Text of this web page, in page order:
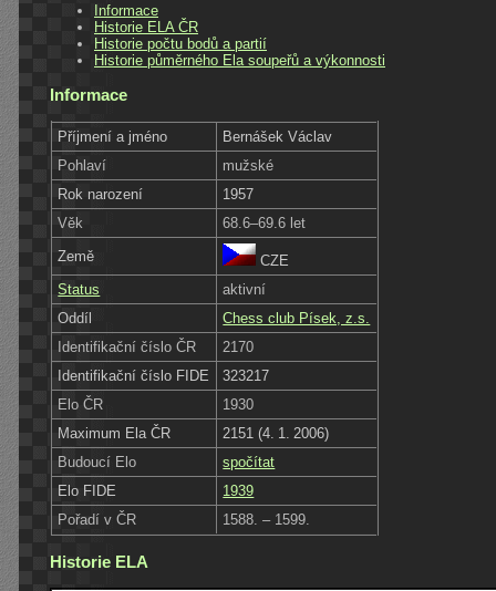
Informace
Historie ELA ČR
Historie počtu bodů a partií
Historie půměrného Ela soupeřů a výkonnosti
Informace
Příjmení a jméno
Bernášek Václav
Pohlaví
mužské
Rok narození
1957
Věk
68.6–69.6 let
Země
CZE
Status
aktivní
Oddíl
Chess club Písek, z.s.
Identifikační číslo ČR
2170
Identifikační číslo FIDE
323217
Elo ČR
1930
Maximum Ela ČR
2151 (4. 1. 2006)
Budoucí Elo
spočítat
Elo FIDE
1939
Pořadí v ČR
1588. – 1599.
Historie ELA